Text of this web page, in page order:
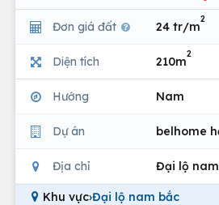
Đơn giá đất 24 tr/m
2
Diện tích 210m
2
Hướng Nam
Dự án belhome
Địa chỉ Đại lộ
Khu vực›Đại lộ nam bắc